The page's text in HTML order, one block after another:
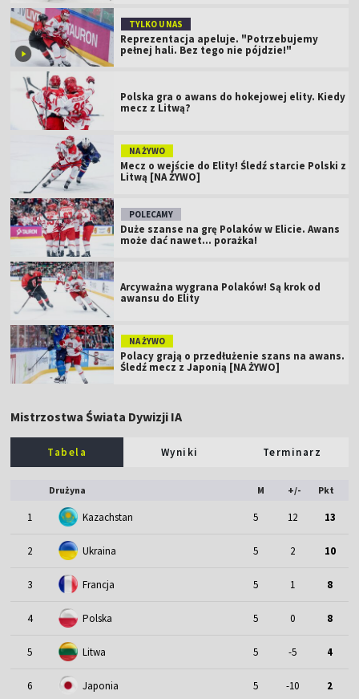
TYLKO U NAS
Reprezentacja apeluje. "Potrzebujemy
pełnej hali. Bez tego nie pójdzie!"
Polska gra o awans do hokejowej elity. Kiedy
mecz z Litwą?
NA ŻYWO
Mecz o wejście do Elity! Śledź starcie Polski z
Litwą [NA ŻYWO]
POLECAMY
Duże szanse na grę Polaków w Elicie. Awans
może dać nawet... porażka!
Arcyważna wygrana Polaków! Są krok od
awansu do Elity
NA ŻYWO
Polacy grają o przedłużenie szans na awans.
Śledź mecz z Japonią [NA ŻYWO]
Mistrzostwa Świata Dywizji IA
Tabela Wyniki Terminarz
Drużyna M +/- Pkt
1 Kazachstan 5 12 13
2 Ukraina 5 2 10
3 Francja 5 1 8
4 Polska 5 0 8
5 Litwa 5 -5 4
6 Japonia 5 -10 2